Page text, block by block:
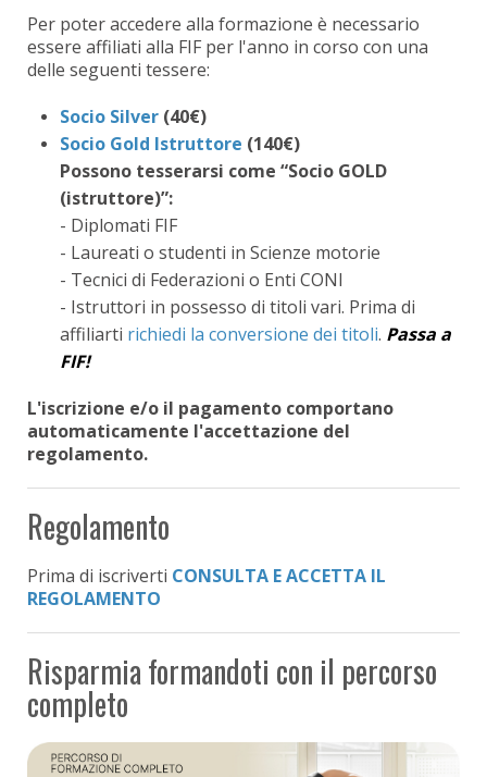
Per poter accedere alla formazione è necessario
essere affiliati alla FIF per l'anno in corso con una
delle seguenti tessere:
Socio Silver (40€)
Socio Gold Istruttore (140€)
Possono tesserarsi come “Socio GOLD
(istruttore)”:
- Diplomati FIF
- Laureati o studenti in Scienze motorie
- Tecnici di Federazioni o Enti CONI
- Istruttori in possesso di titoli vari. Prima di
affiliarti richiedi la conversione dei titoli. Passa a
FIF!
L'iscrizione e/o il pagamento comportano
automaticamente l'accettazione del
regolamento.
Regolamento
Prima di iscriverti CONSULTA E ACCETTA IL
REGOLAMENTO
Risparmia formandoti con il percorso
completo